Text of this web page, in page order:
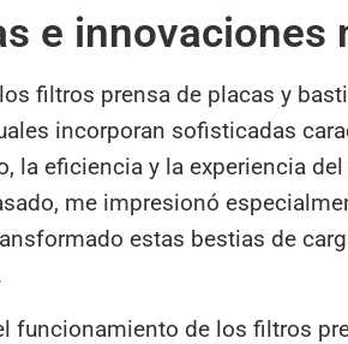
e innovaciones
filtros prensa de placas y
incorporan sofisticadas
la eficiencia y la experiencia del
me impresionó
estas bestias de
funcionamiento de los filtros